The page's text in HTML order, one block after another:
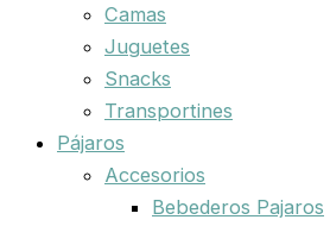
Camas
Juguetes
Snacks
Transportines
Pájaros
Accesorios
Bebederos Pajaros